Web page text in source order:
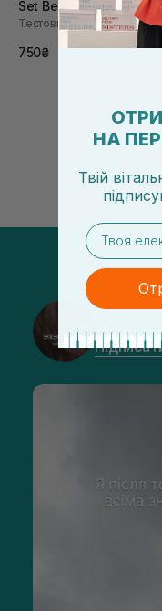
Set Bestsellers 5х3 мл
Тестовий набір парфумів
750₴
НА
Твій
email